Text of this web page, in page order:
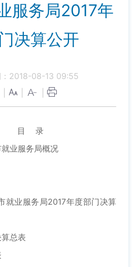
服务局2017年
决算公开
：2018-08-13 09:55
目 录
业服务局概况
就业服务局2017年度部门决算
总表